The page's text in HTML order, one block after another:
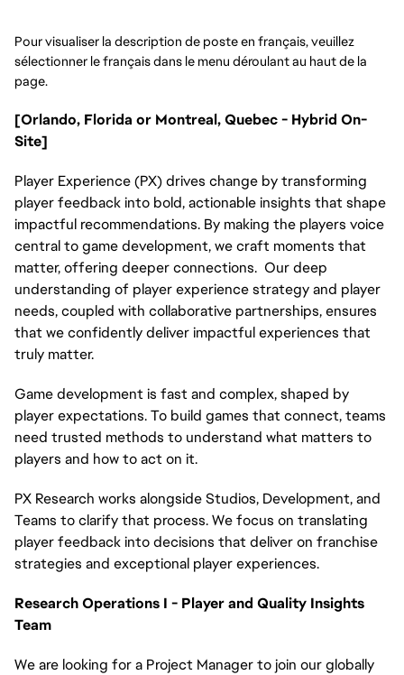
Pour visualiser la description de poste en français, veuillez
sélectionner le français dans le menu déroulant au haut de la
page.
[Orlando, Florida or Montreal, Quebec - Hybrid On-
Site]
Player Experience (PX) drives change by transforming
player feedback into bold, actionable insights that shape
impactful recommendations. By making the players voice
central to game development, we craft moments that
matter, offering deeper connections.  Our deep
understanding of player experience strategy and player
needs, coupled with collaborative partnerships, ensures
that we confidently deliver impactful experiences that
truly matter.
Game development is fast and complex, shaped by
player expectations. To build games that connect, teams
need trusted methods to understand what matters to
players and how to act on it.
PX Research works alongside Studios, Development, and
Teams to clarify that process. We focus on translating
player feedback into decisions that deliver on franchise
strategies and exceptional player experiences.
Research Operations I - Player and Quality Insights
Team
We are looking for a Project Manager to join our globally